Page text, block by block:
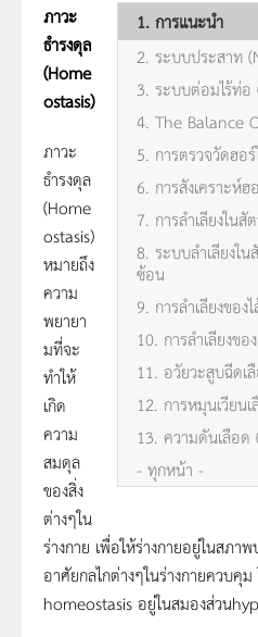
1. การแนะนำ
2. ระบบประสาท
3. ระบบต่อมไร้ท่
4. The Balance
5. การตรวจวัดฮอ
6. การสังเคราะห์ฮ
7. การลำเลียงในสั
8. ระบบลำเลียงใน
ซ้อน
9. การลำเลียงของ
10. การลำเลียงขอ
11. อวัยวะสูบฉีดเ
12. การหมุนเวียน
13. ความดันเลือ
- ทุกหน้า -
ภาวะ
ธำรงดุล
(Home
ostasis)
ภาวะ
ธำรงดุล
(Home
ostasis)
หมายถึง
ความ
พยายา
มที่จะ
ทำให้
เกิด
ความ
สมดุล
ของสิ่ง
ต่างๆใน
ร่างกาย เพื่อให้ร่างกายอยู่ในสภา
อาศัยกลไกต่างๆในร่างกายควบคุ
homeostasis อยู่ในสมองส่วน